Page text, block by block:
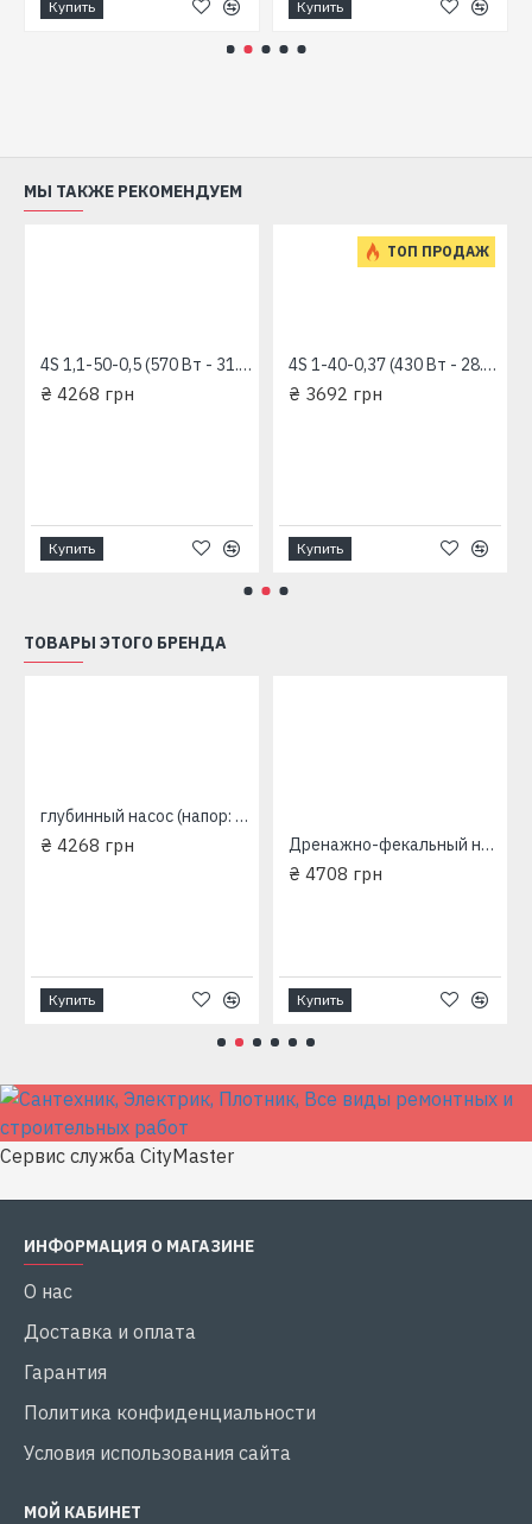
Если вы ищете компактный, универсальный и
высококачественный насос для скважин, то
Купить Купить
МЫ ТАКЖЕ РЕКОМЕНДУЕМ
4S 1,1-50-0,5 (570 Вт - 31.6 л/мин - напор: 98 м) "RUDES" глубинный насос для скважин
₴ 4268 грн
Купить
ТОП ПРОДАЖ
4S 1-40-0,37 (430 Вт - 28.3 л/мин - напор: 92 м) "RUDES" глубинный насос для скважин
₴ 3692 грн
Купить
ТОВАРЫ ЭТОГО БРЕНДА
глубинный насос (напор: 100 м - 500 Вт - подача 30 л/мин) QGD1.8-50-0.55 H World
₴ 4268 грн
Купить
Дренажно-фекальный насос H.World V180F (350 вт. Подача: 141.6 л/мин. Напор: 7 м)
₴ 4708 грн
Купить
Сервис служба CityMaster
ИНФОРМАЦИЯ О МАГАЗИНЕ
О нас
Доставка и оплата
Гарантия
Политика конфиденциальности
Условия использования сайта
МОЙ КАБИНЕТ